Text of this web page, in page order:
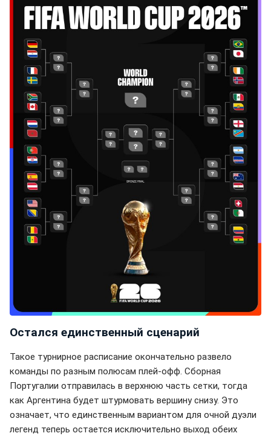
Остался единственный сценарий
Такое турнирное расписание окончательно развело
команды по разным полюсам плей-офф. Сборная
Португалии отправилась в верхнюю часть сетки, тогда
как Аргентина будет штурмовать вершину снизу. Это
означает, что единственным вариантом для очной дуэли
легенд теперь остается исключительно выход обеих